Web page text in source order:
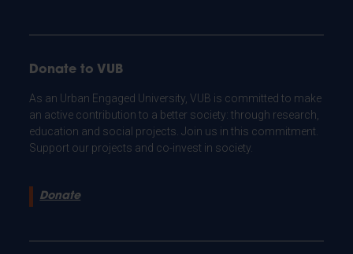
Donate to VUB
As an Urban Engaged University, VUB is committed to make
an active contribution to a better society: through research,
education and social projects. Join us in this commitment.
Support our projects and co-invest in society.
Donate